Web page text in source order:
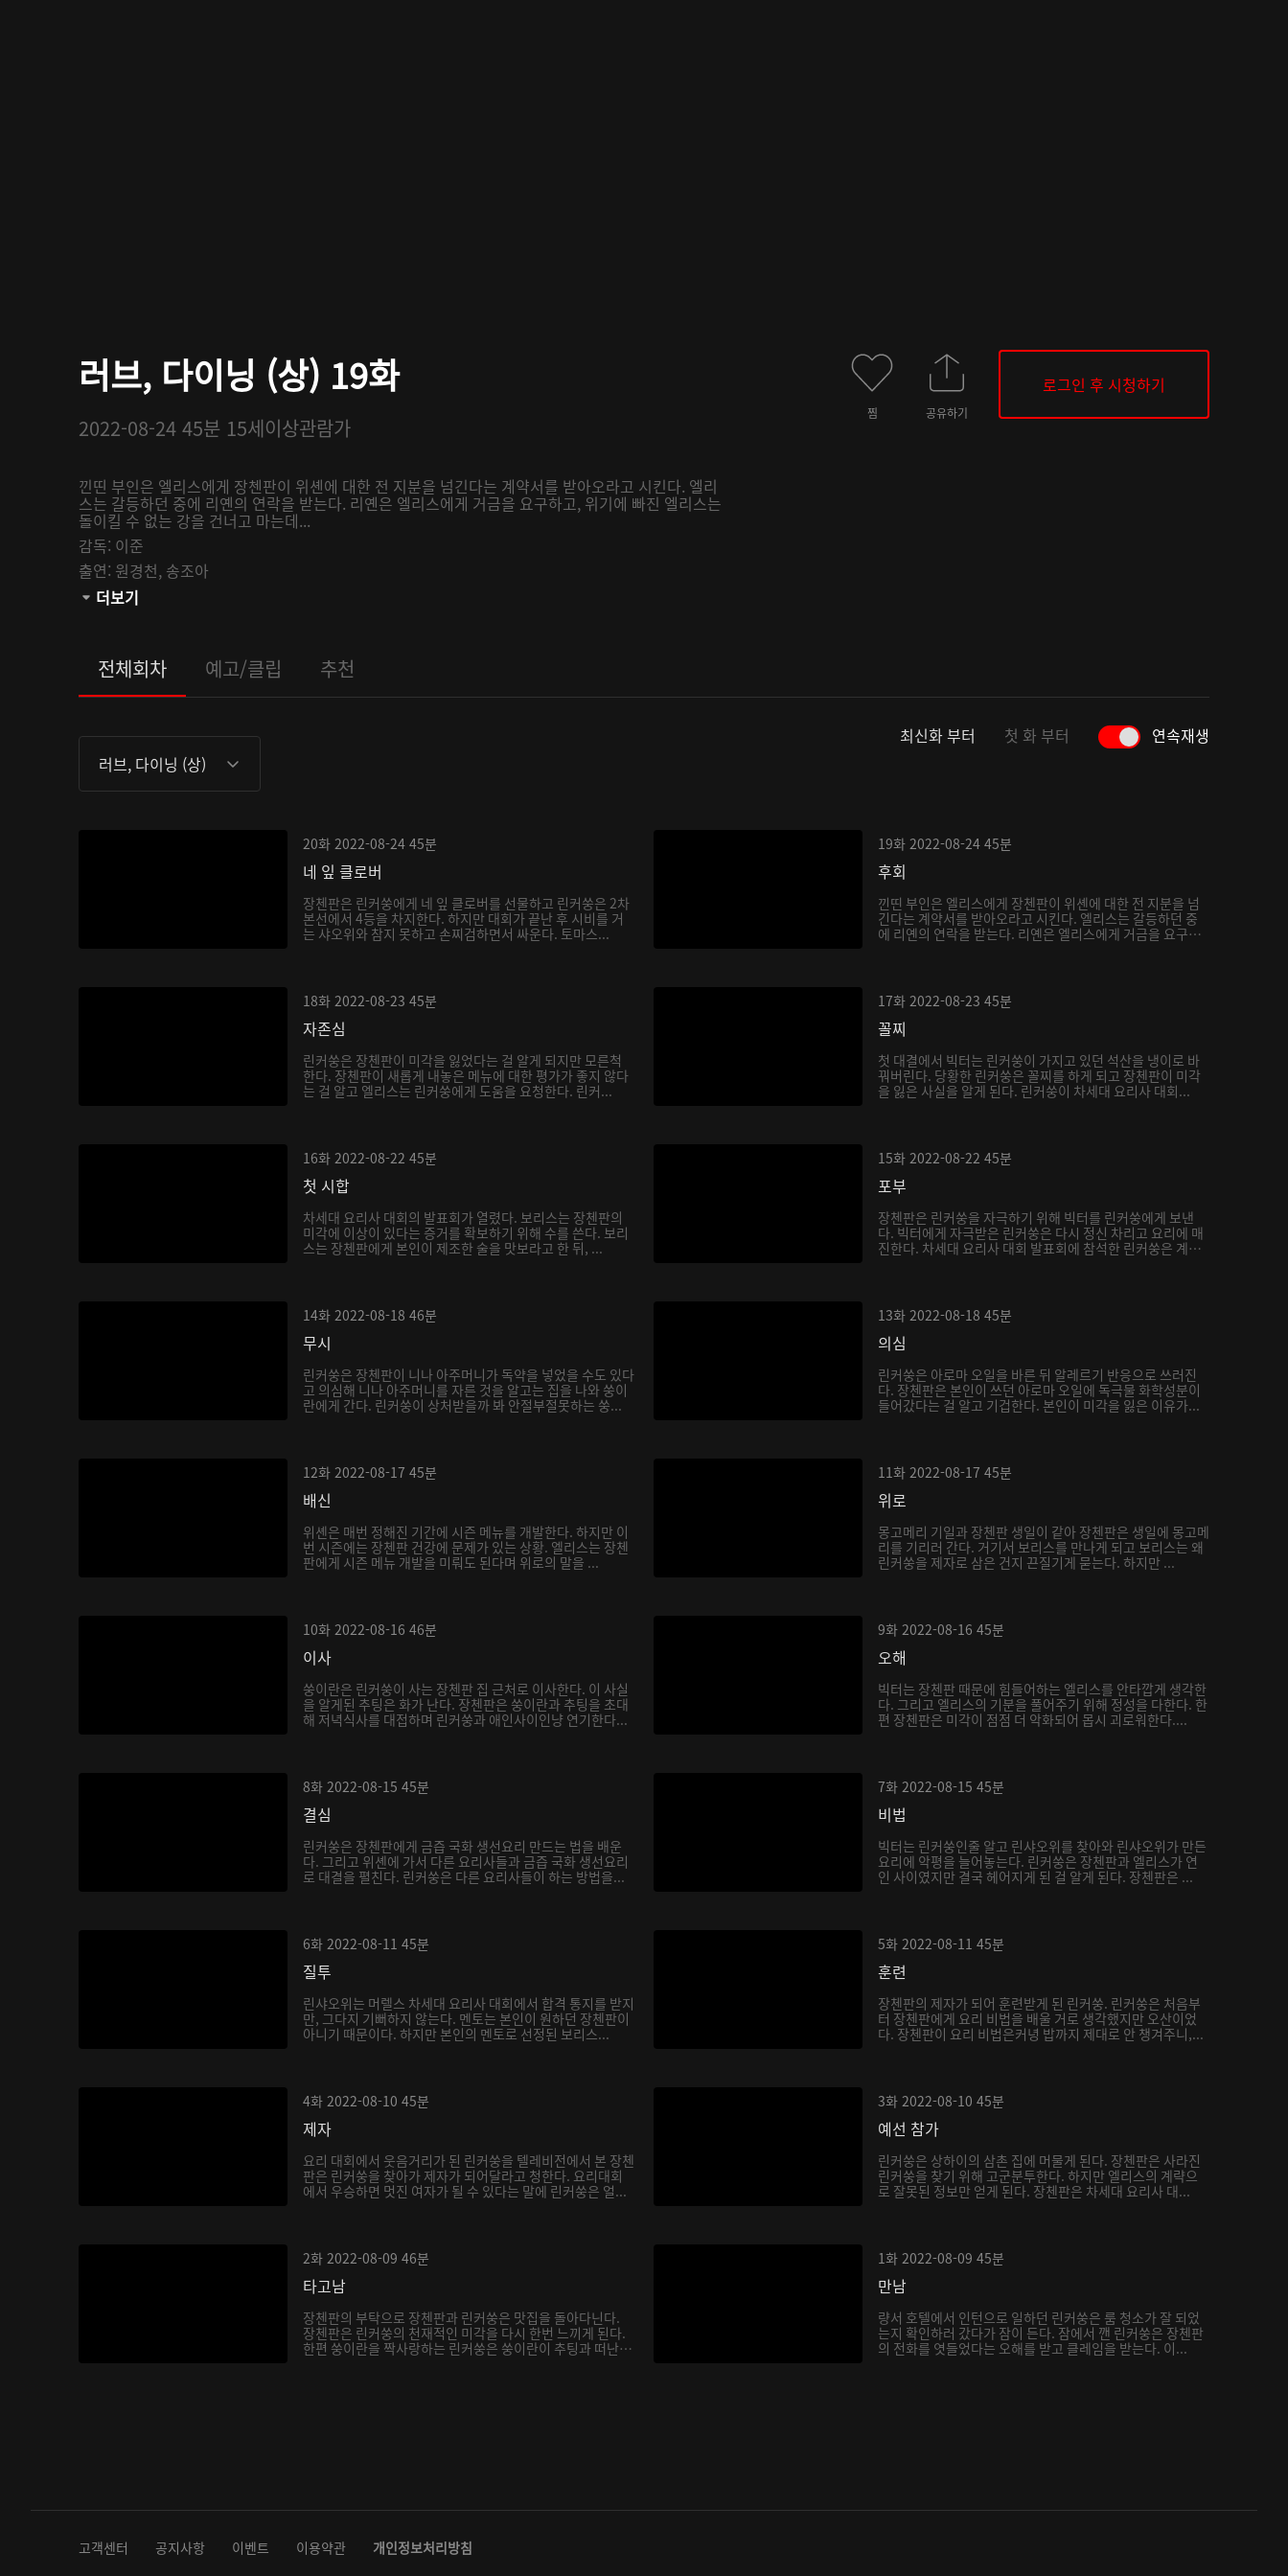
러브, 다이닝 (상) 19화
2022-08-24 45분 15세이상관람가
낀띤 부인은 엘리스에게 장첸판이 위셴에 대한 전 지분을 넘긴다는 계약서를 받아오라고 시킨다. 엘리
스는 갈등하던 중에 리옌의 연락을 받는다. 리옌은 엘리스에게 거금을 요구하고, 위기에 빠진 엘리스는
돌이킬 수 없는 강을 건너고 마는데...
감독: 이준
출연: 원경천, 송조아
관람등급:
더보기
찜 공유하기
로그인 후 시청하기
전체회차 예고/클립 추천
러브, 다이닝 (상)
최신화 부터 첫 화 부터 연속재생
20화 2022-08-24 45분
네 잎 클로버
장첸판은 린커쑹에게 네 잎 클로버를 선물하고 린커쑹은 2차
본선에서 4등을 차지한다. 하지만 대회가 끝난 후 시비를 거
는 샤오위와 참지 못하고 손찌검하면서 싸운다. 토마스...
19화 2022-08-24 45분
후회
낀띤 부인은 엘리스에게 장첸판이 위셴에 대한 전 지분을 넘
긴다는 계약서를 받아오라고 시킨다. 엘리스는 갈등하던 중
에 리옌의 연락을 받는다. 리옌은 엘리스에게 거금을 요구
18화 2022-08-23 45분
자존심
린커쑹은 장첸판이 미각을 잃었다는 걸 알게 되지만 모른척
한다. 장첸판이 새롭게 내놓은 메뉴에 대한 평가가 좋지 않다
는 걸 알고 엘리스는 린커쑹에게 도움을 요청한다. 린커...
17화 2022-08-23 45분
꼴찌
첫 대결에서 빅터는 린커쑹이 가지고 있던 석산을 냉이로 바
꿔버린다. 당황한 린커쑹은 꼴찌를 하게 되고 장첸판이 미각
을 잃은 사실을 알게 된다. 린커쑹이 차세대 요리사 대회...
16화 2022-08-22 45분
첫 시합
차세대 요리사 대회의 발표회가 열렸다. 보리스는 장첸판의
미각에 이상이 있다는 증거를 확보하기 위해 수를 쓴다. 보리
스는 장첸판에게 본인이 제조한 술을 맛보라고 한 뒤, ...
15화 2022-08-22 45분
포부
장첸판은 린커쑹을 자극하기 위해 빅터를 린커쑹에게 보낸
다. 빅터에게 자극받은 린커쑹은 다시 정신 차리고 요리에 매
진한다. 차세대 요리사 대회 발표회에 참석한 린커쑹은 계
14화 2022-08-18 46분
무시
린커쑹은 장첸판이 니나 아주머니가 독약을 넣었을 수도 있다
고 의심해 니나 아주머니를 자른 것을 알고는 집을 나와 쑹이
란에게 간다. 린커쑹이 상처받을까 봐 안절부절못하는 쑹...
13화 2022-08-18 45분
의심
린커쑹은 아로마 오일을 바른 뒤 알레르기 반응으로 쓰러진
다. 장첸판은 본인이 쓰던 아로마 오일에 독극물 화학성분이
들어갔다는 걸 알고 기겁한다. 본인이 미각을 잃은 이유가...
12화 2022-08-17 45분
배신
위셴은 매번 정해진 기간에 시즌 메뉴를 개발한다. 하지만 이
번 시즌에는 장첸판 건강에 문제가 있는 상황. 엘리스는 장첸
판에게 시즌 메뉴 개발을 미뤄도 된다며 위로의 말을 ...
11화 2022-08-17 45분
위로
몽고메리 기일과 장첸판 생일이 같아 장첸판은 생일에 몽고메
리를 기리러 간다. 거기서 보리스를 만나게 되고 보리스는 왜
린커쑹을 제자로 삼은 건지 끈질기게 묻는다. 하지만 ...
10화 2022-08-16 46분
이사
쑹이란은 린커쑹이 사는 장첸판 집 근처로 이사한다. 이 사실
을 알게된 추팅은 화가 난다. 장첸판은 쑹이란과 추팅을 초대
해 저녁식사를 대접하며 린커쑹과 애인사이인냥 연기한다...
9화 2022-08-16 45분
오해
빅터는 장첸판 때문에 힘들어하는 엘리스를 안타깝게 생각한
다. 그리고 엘리스의 기분을 풀어주기 위해 정성을 다한다. 한
편 장첸판은 미각이 점점 더 악화되어 몹시 괴로워한다....
8화 2022-08-15 45분
결심
린커쑹은 장첸판에게 금즙 국화 생선요리 만드는 법을 배운
다. 그리고 위셴에 가서 다른 요리사들과 금즙 국화 생선요리
로 대결을 펼친다. 린커쑹은 다른 요리사들이 하는 방법을...
7화 2022-08-15 45분
비법
빅터는 린커쑹인줄 알고 린샤오위를 찾아와 린샤오위가 만든
요리에 악평을 늘어놓는다. 린커쑹은 장첸판과 엘리스가 연
인 사이였지만 결국 헤어지게 된 걸 알게 된다. 장첸판은 ...
6화 2022-08-11 45분
질투
린샤오위는 머렐스 차세대 요리사 대회에서 합격 통지를 받지
만, 그다지 기뻐하지 않는다. 멘토는 본인이 원하던 장첸판이
아니기 때문이다. 하지만 본인의 멘토로 선정된 보리스...
5화 2022-08-11 45분
훈련
장첸판의 제자가 되어 훈련받게 된 린커쑹. 린커쑹은 처음부
터 장첸판에게 요리 비법을 배울 거로 생각했지만 오산이었
다. 장첸판이 요리 비법은커녕 밥까지 제대로 안 챙겨주니,...
4화 2022-08-10 45분
제자
요리 대회에서 웃음거리가 된 린커쑹을 텔레비전에서 본 장첸
판은 린커쑹을 찾아가 제자가 되어달라고 청한다. 요리대회
에서 우승하면 멋진 여자가 될 수 있다는 말에 린커쑹은 얼...
3화 2022-08-10 45분
예선 참가
린커쑹은 상하이의 삼촌 집에 머물게 된다. 장첸판은 사라진
린커쑹을 찾기 위해 고군분투한다. 하지만 엘리스의 계략으
로 잘못된 정보만 얻게 된다. 장첸판은 차세대 요리사 대...
2화 2022-08-09 46분
타고남
장첸판의 부탁으로 장첸판과 린커쑹은 맛집을 돌아다닌다.
장첸판은 린커쑹의 천재적인 미각을 다시 한번 느끼게 된다.
한편 쑹이란을 짝사랑하는 린커쑹은 쑹이란이 추팅과 떠난
1화 2022-08-09 45분
만남
량서 호텔에서 인턴으로 일하던 린커쑹은 룸 청소가 잘 되었
는지 확인하러 갔다가 잠이 든다. 잠에서 깬 린커쑹은 장첸판
의 전화를 엿들었다는 오해를 받고 클레임을 받는다. 이...
고객센터 공지사항 이벤트 이용약관 개인정보처리방침